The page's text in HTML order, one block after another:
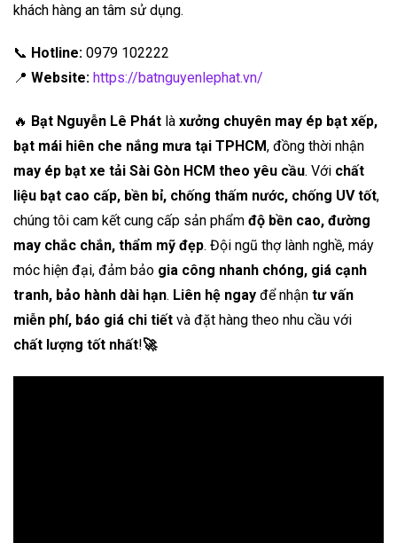
khách hàng an tâm sử dụng.
📞 Hotline: 0979 102222
📍 Website: https://batnguyenlephat.vn/
🔥 Bạt Nguyễn Lê Phát là xưởng chuyên may ép bạt xếp,
bạt mái hiên che nắng mưa tại TPHCM, đồng thời nhận
may ép bạt xe tải Sài Gòn HCM theo yêu cầu. Với chất
liệu bạt cao cấp, bền bỉ, chống thấm nước, chống UV tốt,
chúng tôi cam kết cung cấp sản phẩm độ bền cao, đường
may chắc chắn, thẩm mỹ đẹp. Đội ngũ thợ lành nghề, máy
móc hiện đại, đảm bảo gia công nhanh chóng, giá cạnh
tranh, bảo hành dài hạn. Liên hệ ngay để nhận tư vấn
miễn phí, báo giá chi tiết và đặt hàng theo nhu cầu với
chất lượng tốt nhất!🚀